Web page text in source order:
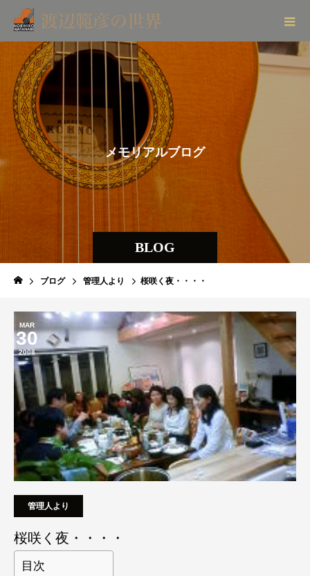
BLOG
メモリアルブログ
ブログ 管理人より 桜咲く夜・・・・
MAR
30
2008
管理人より
桜咲く夜・・・・
目次